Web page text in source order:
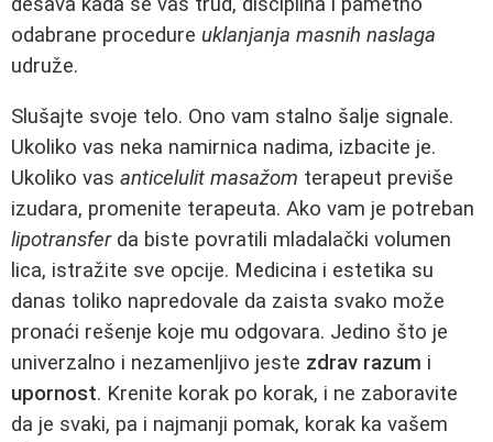
odabrane procedure uklanjanja masnih naslaga
udruže.
Slušajte svoje telo. Ono vam stalno šalje signale.
Ukoliko vas neka namirnica nadima, izbacite je.
Ukoliko vas anticelulit masažom terapeut previše
izudara, promenite terapeuta. Ako vam je potreban
lipotransferda biste povratili mladalački volumen
lica, istražite sve opcije. Medicina i estetika su
danas toliko napredovale da zaista svako može
pronaći rešenje koje mu odgovara. Jedino što je
univerzalno i nezamenljivo jeste zdrav razum i
upornost. Krenite korak po korak, i ne zaboravite
da je svaki, pa i najmanji pomak, korak ka vašem